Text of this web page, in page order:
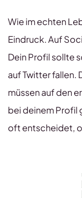
Wie im echten
Eindruck. Auf
Dein Profil sollte
auf Twitter fallen.
müssen auf den
bei deinem Profil
oft entscheidet,